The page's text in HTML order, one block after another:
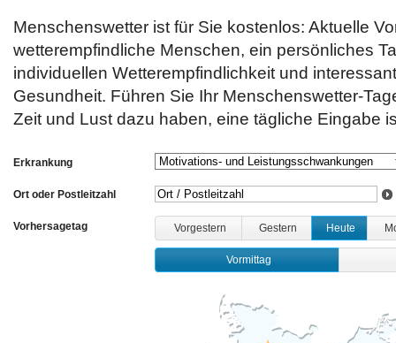
Menschenswetter ist für Sie kostenlos: Aktuelle
wetterempfindliche Menschen, ein persönliches
individuellen Wetterempfindlichkeit und
Gesundheit. Führen Sie Ihr Menschenswetter-
Zeit und Lust dazu haben, eine tägliche Eingabe
Erkrankung
Ort oder Postleitzahl
Vorhersagetag Vorgestern Gestern Heute
Vormittag